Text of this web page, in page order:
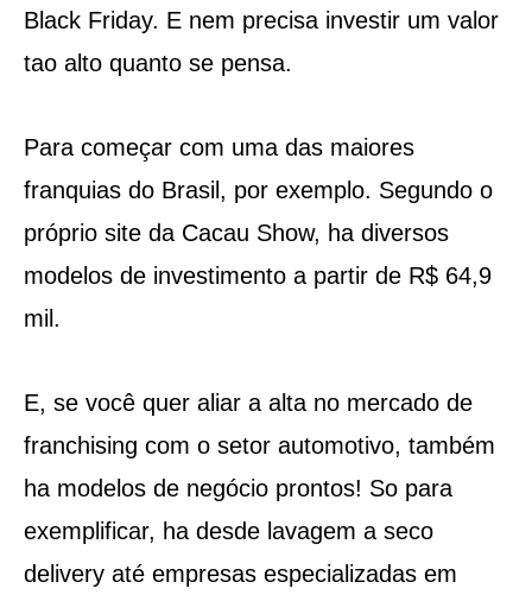
Black Friday. E nem precisa investir um valor
tao alto quanto se pensa.
Para começar com uma das maiores
franquias do Brasil, por exemplo. Segundo o
próprio site da Cacau Show, ha diversos
modelos de investimento a partir de R$ 64,9
mil.
E, se você quer aliar a alta no mercado de
franchising com o setor automotivo, também
ha modelos de negócio prontos! So para
exemplificar, ha desde lavagem a seco
delivery até empresas especializadas em